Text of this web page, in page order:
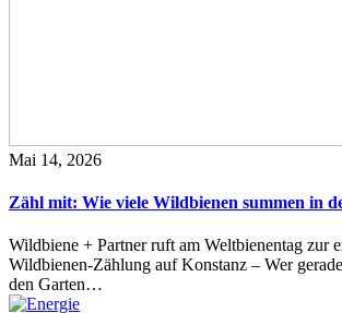
Mai 14, 2026
Zähl mit: Wie viele Wildbienen summen in
Wildbiene + Partner ruft am Weltbienentag zur
Wildbienen-Zählung auf Konstanz – Wer
den Garten…